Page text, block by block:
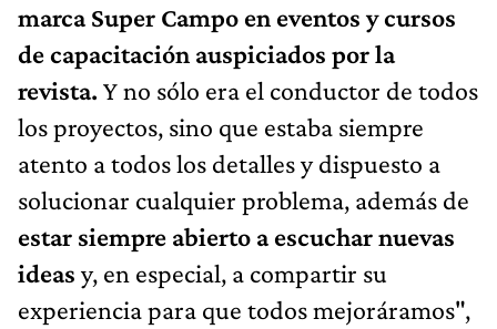
marca Super Campo en eventos y cursos
de capacitación auspiciados por la
revista. Y no sólo era el conductor de todos
los proyectos, sino que estaba siempre
atento a todos los detalles y dispuesto a
solucionar cualquier problema, además de
estar siempre abierto a escuchar nuevas
ideas y, en especial, a compartir su
experiencia para que todos mejoráramos",